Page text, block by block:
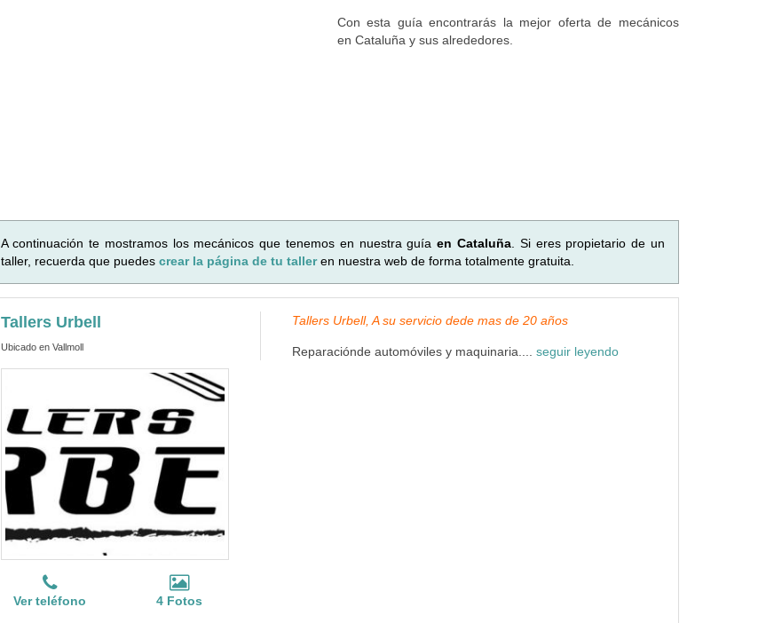
Con esta guía encontrarás la mejor oferta de mecánicos
en Cataluña y sus alrededores.
A continuación te mostramos los mecánicos que tenemos en nuestra guíaen Cataluña . Si eres propietario de un
taller, recuerda que puedes crear la página de tu talleren nuestra web de forma totalmente gratuita.
Tallers Urbell
Ubicado en Vallmoll
Ver teléfono 4 Fotos
Tallers Urbell, A su servicio dede mas de 20 años
Reparaciónde automóviles y maquinaria.... seguir leyendo